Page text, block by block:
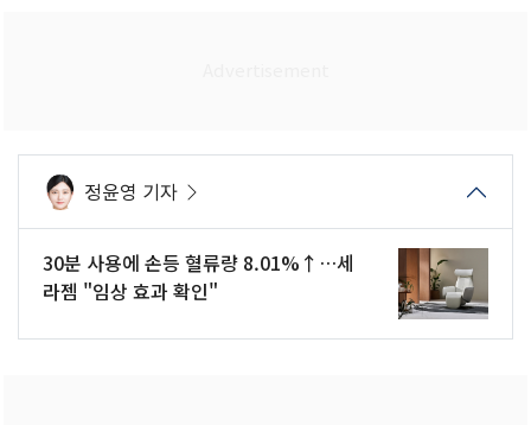
정윤영 기자
30분 사용에 손등 혈류량 8.01%↑…세
라젬 "임상 효과 확인"